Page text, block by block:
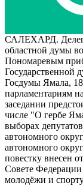
САЛЕХАРД.
областной думы
Пономаревым
Государственной
Госдумы Ямала,
парламентариям
заседании
числе "О гербе
выборах
автономного
автономного
повестку внесен
Совете
молодёжи и